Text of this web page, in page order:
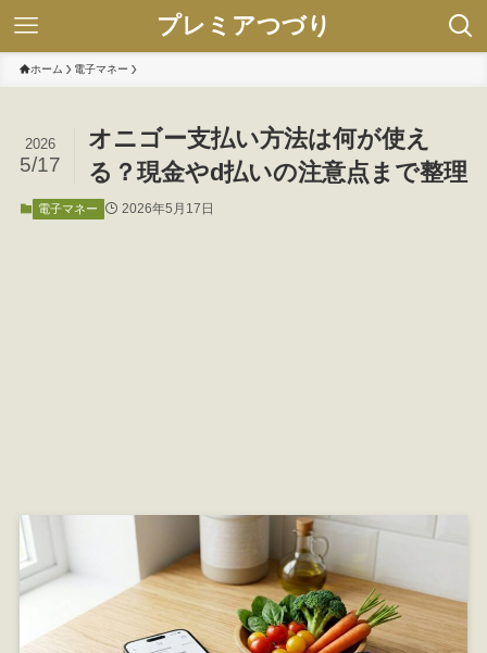
プレミアつづり
ホーム 電子マネー
オニゴー支払い方法は何が使え
る？現金やd払いの注意点まで整理
2026
5/17
電子マネー 2026年5月17日